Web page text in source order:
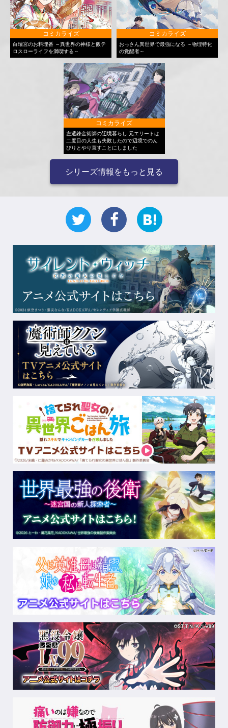
コミカライズ
白瑞宮のお料理番 ～異世界の神様と飯テ
ロスローライフを満喫する～
コミカライズ
おっさん異世界で最強になる ～物理特化
の覚醒者～
コミカライズ
左遷錬金術師の辺境暮らし 元エリートは
二度目の人生も失敗したので辺境でのん
びりとやり直すことにしました
シリーズ情報をもっと見る